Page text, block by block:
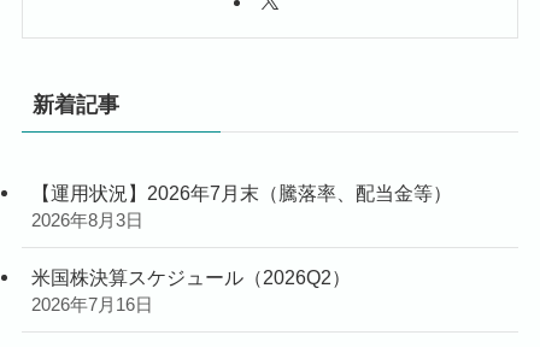
新着記事
【運用状況】2026年7月末（騰落率、配当金等）
2026年8月3日
米国株決算スケジュール（2026Q2）
2026年7月16日